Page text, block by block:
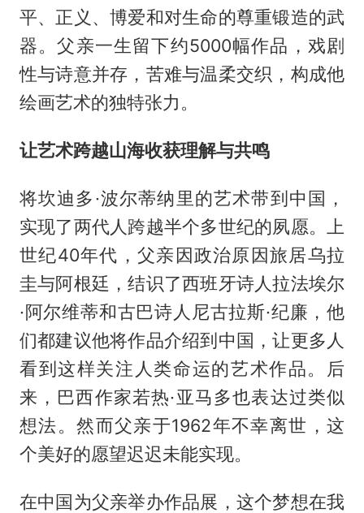
平、正义、博爱和对生命的尊重锻造的武
器。父亲一生留下约5000幅作品，戏剧
性与诗意并存，苦难与温柔交织，构成他
绘画艺术的独特张力。
让艺术跨越山海收获理解与共鸣
将坎迪多·波尔蒂纳里的艺术带到中国，
实现了两代人跨越半个多世纪的夙愿。上
世纪40年代，父亲因政治原因旅居乌拉
圭与阿根廷，结识了西班牙诗人拉法埃尔
·阿尔维蒂和古巴诗人尼古拉斯·纪廉，他
们都建议他将作品介绍到中国，让更多人
看到这样关注人类命运的艺术作品。后
来，巴西作家若热·亚马多也表达过类似
想法。然而父亲于1962年不幸离世，这
个美好的愿望迟迟未能实现。
在中国为父亲举办作品展，这个梦想在我